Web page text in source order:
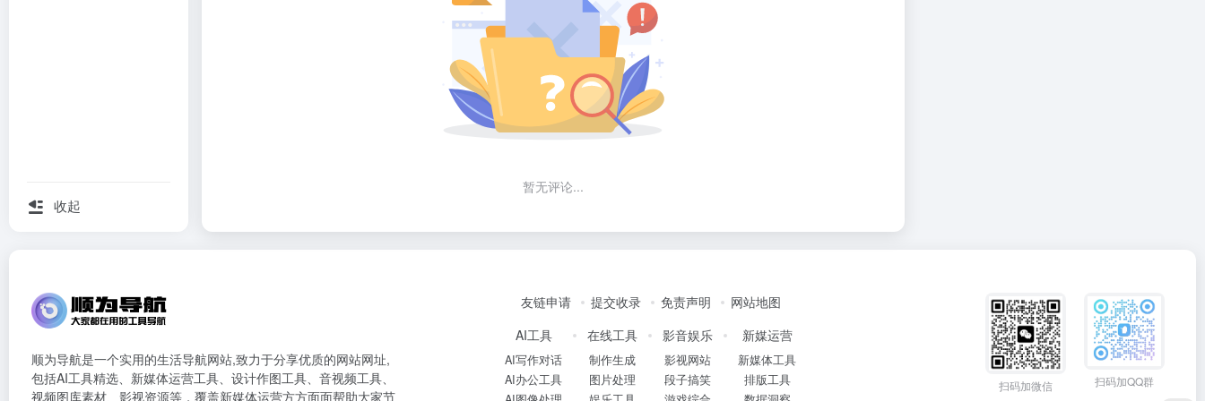
收起
暂无评论...
顺为导航是一个实用的生活导航网站,致力于分享优质的网站网址,
包括AI工具精选、新媒体运营工具、设计作图工具、音视频工具、
视频图库素材、影视资源等，覆盖新媒体运营方方面面帮助大家节
友链申请 提交收录 免责声明
网站地图
AI工具
AI写作对话
AI办公工具
在线工具
制作生成
图片处理
影音娱乐
影视网站
段子搞笑
新媒运营
新媒体工具
排版工具
扫码加微信 扫码加QQ群